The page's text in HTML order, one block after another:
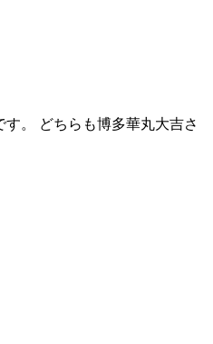
。 どちらも博多華丸大吉さ